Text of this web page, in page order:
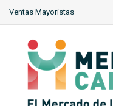
Ventas Mayoristas